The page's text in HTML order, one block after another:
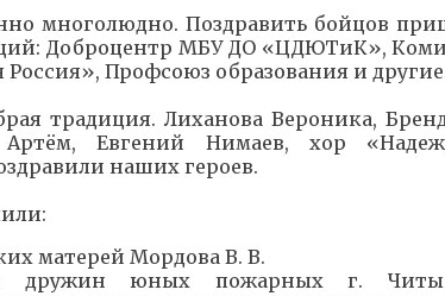
многолюдно. Поздравить бойцов
Доброцентр МБУ ДО «ЦДЮТиК»,
Профсоюз образования и
традиция. Лиханова Вероника,
Евгений Нимаев, хор
наших героев.
матерей Мордова В. В.
дружин юных пожарных г.